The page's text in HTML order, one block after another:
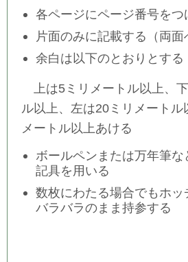
各ページにページ番号をつ
片面のみに記載する（両面
余白は以下のとおりとする
上は5ミリメートル以上、
ル以上、左は20ミリメートル
メートル以上あける
ボールペンまたは万年筆
記具を用いる
数枚にわたる場合でもホッ
バラバラのまま持参する